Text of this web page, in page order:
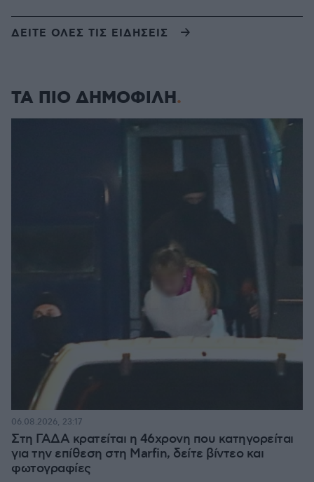
ΔΕΙΤΕ ΟΛΕΣ ΤΙΣ ΕΙΔΗΣΕΙΣ
ΤΑ ΠΙΟ ΔΗΜΟΦΙΛΗ
Στη ΓΑΔΑ κρατείται η 46χρονη που κατηγορείται
για την επίθεση στη Marfin, δείτε βίντεο και
φωτογραφίες
06.08.2026, 23:17